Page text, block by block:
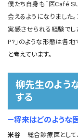
僕たち自身も「医Café
会えるようになりました
実感させられる経験でし
P?」のような形態は各地
と考えています。
柳先生のよう
する
―将来はどのような
米谷 総合診療医として